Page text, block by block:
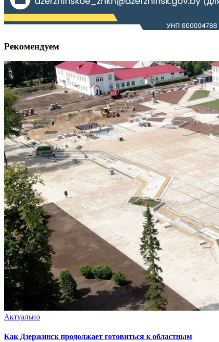
Рекомендуем
Актуально
Как Дзержинск продолжает готовиться к областным